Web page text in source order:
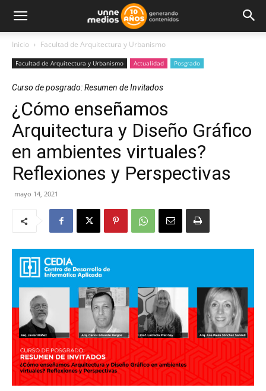
Inicio Facultad de Arquitectura y Urbanismo
Facultad de Arquitectura y Urbanismo Actualidad Posgrado
Curso de posgrado: Resumen de Invitados
¿Cómo enseñamos
Arquitectura y Diseño Gráfico
en ambientes virtuales?
Reflexiones y Perspectivas
mayo 14, 2021